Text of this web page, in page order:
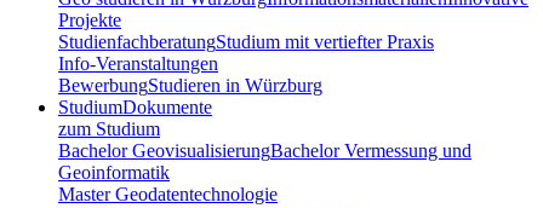
Projekte
StudienfachberatungStudium mit vertiefter Praxis
Info-Veranstaltungen
BewerbungStudieren in Würzburg
StudiumDokumente
zum Studium
Bachelor GeovisualisierungBachelor Vermessung und
Geoinformatik
Master Geodatentechnologie